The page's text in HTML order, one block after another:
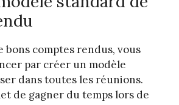
bons comptes rendus, vous
par créer un modèle
dans toutes les réunions.
de gagner du temps lors de